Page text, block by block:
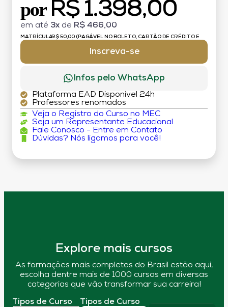
por R$ 1.398,00
em até 3x de R$ 466,00
MATRÍCULA:R$ 50,00 (PAGÁVEL NO BOLETO, CARTÃO DE CRÉDITO E
Inscreva-se
Infos pelo WhatsApp
Plataforma EAD Disponível 24h
Professores renomados
Veja o Registro do Curso no MEC
Seja um Representante Educacional
Fale Conosco - Entre em Contato
Dúvidas? Nós ligamos para você!
Explore mais cursos
As formações mais completas do Brasil estão aqui,
escolha dentre mais de 1000 cursos em diversas
categorias que vão transformar sua carreira!
Tipos de Curso Tipos de Curso